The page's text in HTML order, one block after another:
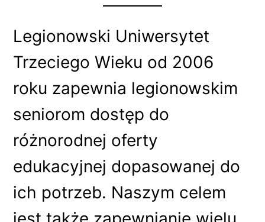
Legionowski Uniwersytet
Trzeciego Wieku od 2006
roku zapewnia legionowskim
seniorom dostęp do
różnorodnej oferty
edukacyjnej dopasowanej do
ich potrzeb. Naszym celem